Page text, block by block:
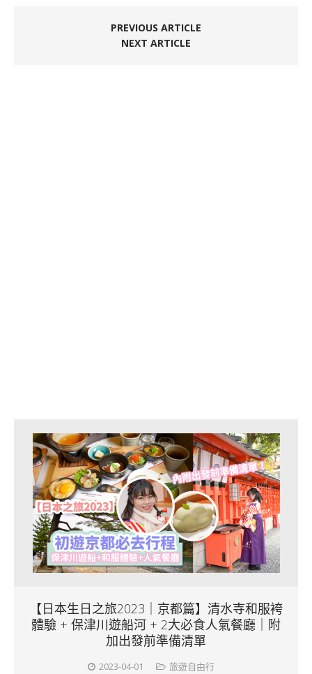
PREVIOUS ARTICLE
NEXT ARTICLE
【日本生日之旅2023｜京都篇】清水寺和服袴
體驗 + 保津川遊船河 + 2大必食人氣餐廳｜附
加出發前準備清單
2023-04-01 旅遊自由行